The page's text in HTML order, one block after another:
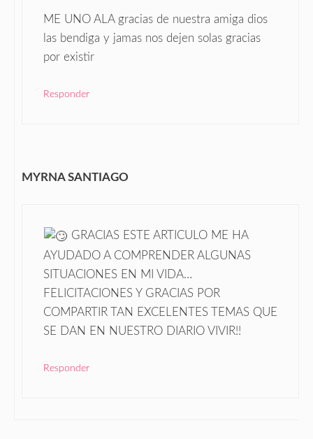
ME UNO ALA gracias de nuestra amiga dios
las bendiga y jamas nos dejen solas gracias
por existir
Responder
MYRNA SANTIAGO
GRACIAS ESTE ARTICULO ME HA
AYUDADO A COMPRENDER ALGUNAS
SITUACIONES EN MI VIDA…
FELICITACIONES Y GRACIAS POR
COMPARTIR TAN EXCELENTES TEMAS QUE
SE DAN EN NUESTRO DIARIO VIVIR!!
Responder